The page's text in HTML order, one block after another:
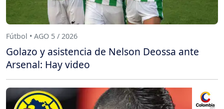
Fútbol • AGO 5 / 2026
Golazo y asistencia de Nelson Deossa ante
Arsenal: Hay video